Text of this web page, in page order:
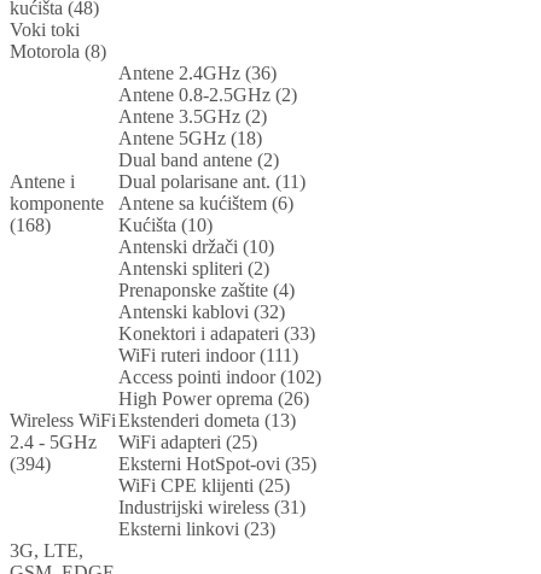
kućišta (48)
Voki toki
Motorola (8)
Antene i
komponente
(168)
Antene 2.4GHz (36)
Antene 0.8-2.5GHz (2)
Antene 3.5GHz (2)
Antene 5GHz (18)
Dual band antene (2)
Dual polarisane ant. (11)
Antene sa kućištem (6)
Kućišta (10)
Antenski držači (10)
Antenski spliteri (2)
Prenaponske zaštite (4)
Antenski kablovi (32)
Konektori i adapateri (33)
Wireless WiFi
2.4 - 5GHz
(394)
WiFi ruteri indoor (111)
Access pointi indoor (102)
High Power oprema (26)
Ekstenderi dometa (13)
WiFi adapteri (25)
Eksterni HotSpot-ovi (35)
WiFi CPE klijenti (25)
Industrijski wireless (31)
Eksterni linkovi (23)
3G, LTE,